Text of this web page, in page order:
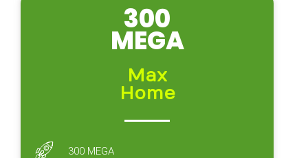
300
MEGA
Max
Home
300 MEGA